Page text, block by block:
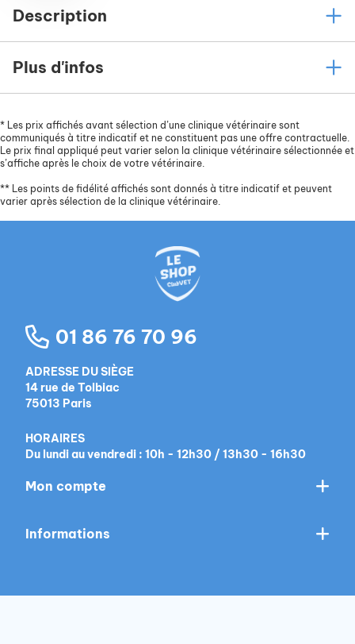
Description
Plus d'infos
* Les prix affichés avant sélection d’une clinique vétérinaire sont
communiqués à titre indicatif et ne constituent pas une offre contractuelle.
Le prix final appliqué peut varier selon la clinique vétérinaire sélectionnée et
s’affiche après le choix de votre vétérinaire.
** Les points de fidélité affichés sont donnés à titre indicatif et peuvent
varier après sélection de la clinique vétérinaire.
01 86 76 70 96
ADRESSE DU SIÈGE
14 rue de Tolbiac
75013 Paris
HORAIRES
Du lundi au vendredi : 10h - 12h30 / 13h30 - 16h30
Mon compte
Informations